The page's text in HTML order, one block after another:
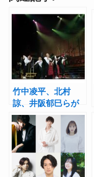
竹中凌平、北村
諒、井阪郁巳らが
歌とダンスで魅せ
るリベミュ開幕！
ミュージカル『東
京リベンジャー
ズ』レポート